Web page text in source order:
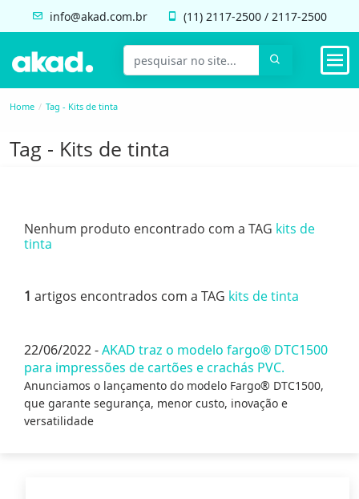
info@akad.com.br (11) 2117-2500 / 2117-2500
Home Tag - Kits de tinta
Tag - Kits de tinta
Nenhum produto encontrado com a TAG kits de
tinta
1 artigos encontrados com a TAG kits de tinta
22/06/2022 -AKAD traz o modelo fargo® DTC1500
para impressões de cartões e crachás PVC.
Anunciamos o lançamento do modelo Fargo® DTC1500,
que garante segurança, menor custo, inovação e
versatilidade